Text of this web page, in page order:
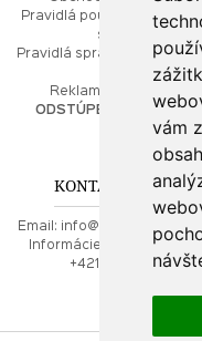
vám
Pravidlá používania
stránok
Pravidlá spracúvania
Reklamačný poriadok
ODSTÚPENIE OD
KONTAKT NA NÁS
Email:
Informácie:
+421917
+421556224323